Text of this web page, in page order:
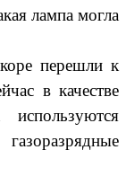
лампа могла
перешли к
в качестве